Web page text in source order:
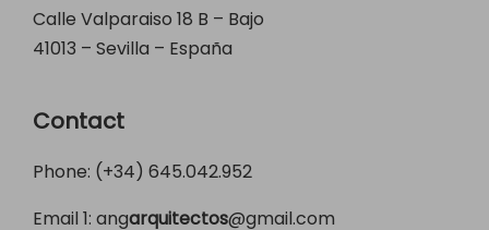
Calle Valparaiso 18 B – Bajo
41013 – Sevilla – España
Contact
Phone: (+34) 645.042.952
Email 1: angarquitectos@gmail.com